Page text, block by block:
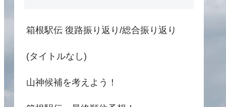
箱根駅伝 復路振り返り/総合振り返り
(タイトルなし)
山神候補を考えよう！